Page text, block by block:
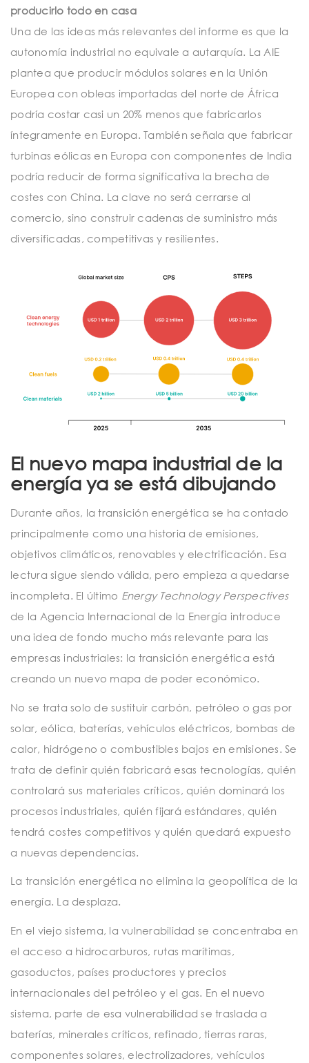
producirlo todo en casa
Una de las ideas más relevantes del informe es que la
autonomía industrial no equivale a autarquía. La AIE
plantea que producir módulos solares en la Unión
Europea con obleas importadas del norte de África
podría costar casi un 20% menos que fabricarlos
íntegramente en Europa. También señala que fabricar
turbinas eólicas en Europa con componentes de India
podría reducir de forma significativa la brecha de
costes con China. La clave no será cerrarse al
comercio, sino construir cadenas de suministro más
diversificadas, competitivas y resilientes.
El nuevo mapa industrial de la
energía ya se está dibujando
Durante años, la transición energética se ha contado
principalmente como una historia de emisiones,
objetivos climáticos, renovables y electrificación. Esa
lectura sigue siendo válida, pero empieza a quedarse
incompleta. El último Energy Technology Perspectives
de la Agencia Internacional de la Energía introduce
una idea de fondo mucho más relevante para las
empresas industriales: la transición energética está
creando un nuevo mapa de poder económico.
No se trata solo de sustituir carbón, petróleo o gas por
solar, eólica, baterías, vehículos eléctricos, bombas de
calor, hidrógeno o combustibles bajos en emisiones. Se
trata de definir quién fabricará esas tecnologías, quién
controlará sus materiales críticos, quién dominará los
procesos industriales, quién fijará estándares, quién
tendrá costes competitivos y quién quedará expuesto
a nuevas dependencias.
La transición energética no elimina la geopolítica de la
energía. La desplaza.
En el viejo sistema, la vulnerabilidad se concentraba en
el acceso a hidrocarburos, rutas marítimas,
gasoductos, países productores y precios
internacionales del petróleo y el gas. En el nuevo
sistema, parte de esa vulnerabilidad se traslada a
baterías, minerales críticos, refinado, tierras raras,
componentes solares, electrolizadores, vehículos